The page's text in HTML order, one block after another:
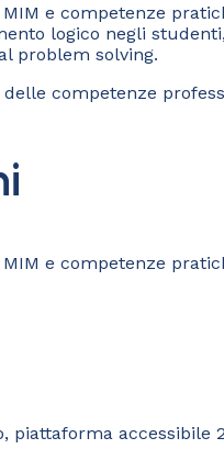
e competenze
logico negli
problem solving.
delle competenze
e competenze
piattaforma accessibile